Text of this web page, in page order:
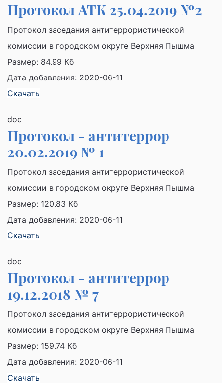
Протокол АТК 25.04.2019 №2
Протокол заседания антитеррористической
комиссии в городском округе Верхняя Пышма
Размер: 84.99 Кб
Дата добавления: 2020-06-11
Скачать
doc
Протокол - антитеррор
20.02.2019 № 1
Протокол заседания антитеррористической
комиссии в городском округе Верхняя Пышма
Размер: 120.83 Кб
Дата добавления: 2020-06-11
Скачать
doc
Протокол - антитеррор
19.12.2018 № 7
Протокол заседания антитеррористической
комиссии в городском округе Верхняя Пышма
Размер: 159.74 Кб
Дата добавления: 2020-06-11
Скачать